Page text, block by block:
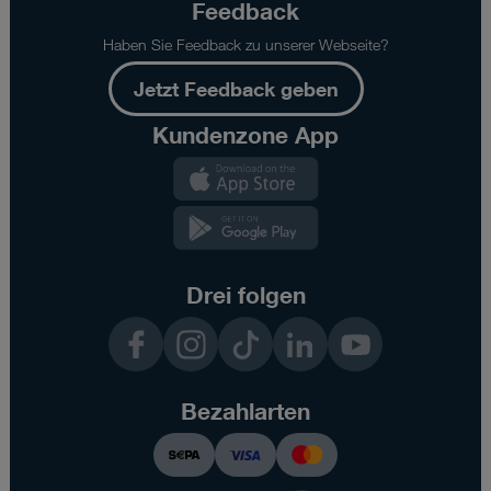
Feedback
Haben Sie Feedback zu unserer Webseite?
Jetzt Feedback geben
Kundenzone App
Drei folgen
InstagramTikTok LinkedIn YouTube
Bezahlarten
Sie nur jene Cookies im Einsatz, die zur Funktion dieser